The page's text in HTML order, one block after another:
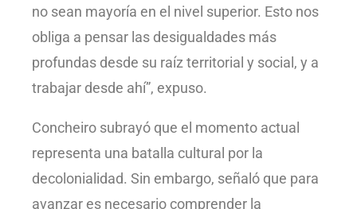
no sean mayoría en el nivel superior. Esto nos
obliga a pensar las desigualdades más
profundas desde su raíz territorial y social, y a
trabajar desde ahí”, expuso.
Concheiro subrayó que el momento actual
representa una batalla cultural por la
decolonialidad. Sin embargo, señaló que para
avanzar es necesario comprender la